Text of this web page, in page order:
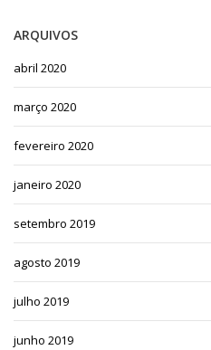
ARQUIVOS
abril 2020
março 2020
fevereiro 2020
janeiro 2020
setembro 2019
agosto 2019
julho 2019
junho 2019